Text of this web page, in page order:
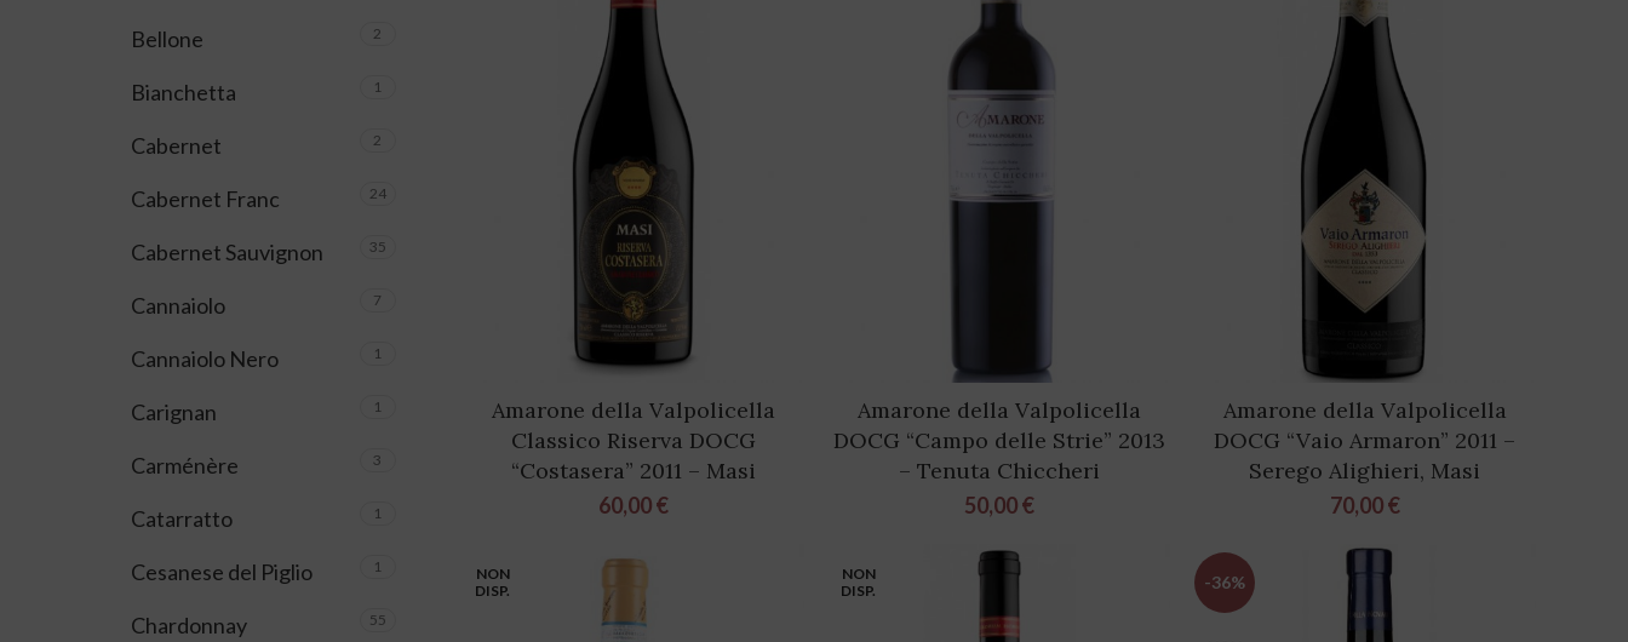
Bellone 2
Bianchetta 1
Cabernet 2
Cabernet Franc 24
Cabernet Sauvignon 35
Cannaiolo 7
Cannaiolo Nero 1
Carignan 1
Carménère 3
Catarratto 1
Cesanese del Piglio 1
Chardonnay 55
Amarone della Valpolicella
Classico Riserva DOCG
“Costasera” 2011 – Masi
60,00€
Amarone della Valpolicella
DOCG “Campo delle Strie” 2013
– Tenuta Chiccheri
50,00€
Amarone della Valpolicella
DOCG “Vaio Armaron” 2011 –
Serego Alighieri, Masi
70,00€
NON
DISP.
NON
DISP.
-36%